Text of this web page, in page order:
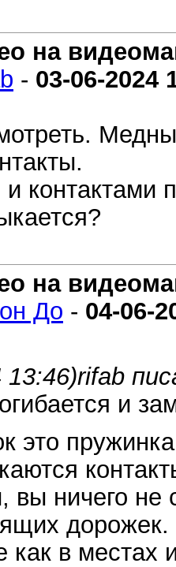
на
- 03-06-2024
контактами
на
До - 04-06-
13:46)rifab
и
это
вы ничего
как в местах